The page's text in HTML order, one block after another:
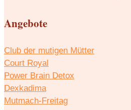
Angebote
Club der mutigen Mütter
Court Royal
Power Brain Detox
Dexkadima
Mutmach-Freitag